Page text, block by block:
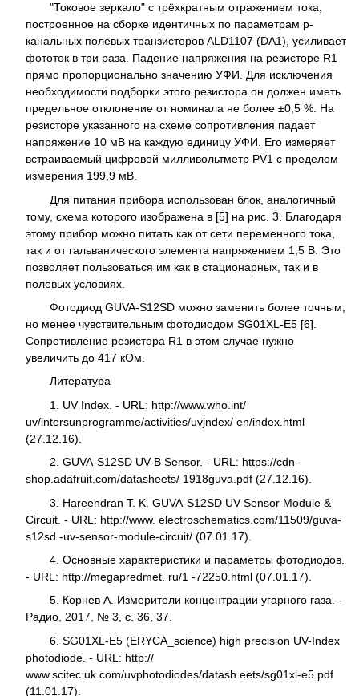
"Токовое зеркало" с трёхкратным отражением тока,
построенное на сборке идентичных по параметрам р-
канальных полевых транзисторов ALD1107 (DA1), усиливает
фототок в три раза. Падение напряжения на резисторе R1
прямо пропорционально значению УФИ. Для исключения
необходимости подборки этого резистора он должен иметь
предельное отклонение от номинала не более ±0,5 %. На
резисторе указанного на схеме сопротивления падает
напряжение 10 мВ на каждую единицу УФИ. Его измеряет
встраиваемый цифровой милливольтметр PV1 с пределом
измерения 199,9 мВ.
Для питания прибора использован блок, аналогичный
тому, схема которого изображена в [5] на рис. 3. Благодаря
этому прибор можно питать как от сети переменного тока,
так и от гальванического элемента напряжением 1,5 В. Это
позволяет пользоваться им как в стационарных, так и в
полевых условиях.
Фотодиод GUVA-S12SD можно заменить более точным,
но менее чувствительным фотодиодом SG01XL-E5 [6].
Сопротивление резистора R1 в этом случае нужно
увеличить до 417 кОм.
Литература
1. UV Index. - URL: http://www.who.int/
uv/intersunprogramme/activities/uvjndex/ en/index.html
(27.12.16).
2. GUVA-S12SD UV-B Sensor. - URL: https://cdn-
shop.adafruit.com/datasheets/ 1918guva.pdf (27.12.16).
3. Hareendran T. K. GUVA-S12SD UV Sensor Module &
Circuit. - URL: http://www. electroschematics.com/11509/guva-
s12sd -uv-sensor-module-circuit/ (07.01.17).
4. Основные характеристики и параметры фотодиодов.
- URL: http://megapredmet. ru/1 -72250.html (07.01.17).
5. Корнев А. Измерители концентрации угарного газа. -
Радио, 2017, № 3, с. 36, 37.
6. SG01XL-E5 (ERYCA_science) high precision UV-Index
photodiode. - URL: http://
www.scitec.uk.com/uvphotodiodes/datash eets/sg01xl-e5.pdf
(11.01.17).